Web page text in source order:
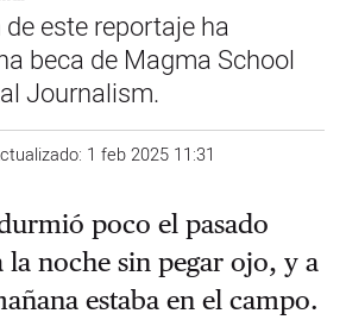
este reportaje ha
beca de Magma School
Journalism.
1 feb 2025 11:31
poco el pasado
la noche sin pegar ojo, y a
estaba en el campo.